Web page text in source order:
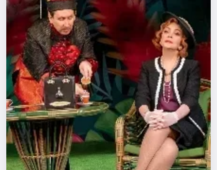
Экскурсии
Спорт
События
Города
Площадки
Артисты
Рейтинги